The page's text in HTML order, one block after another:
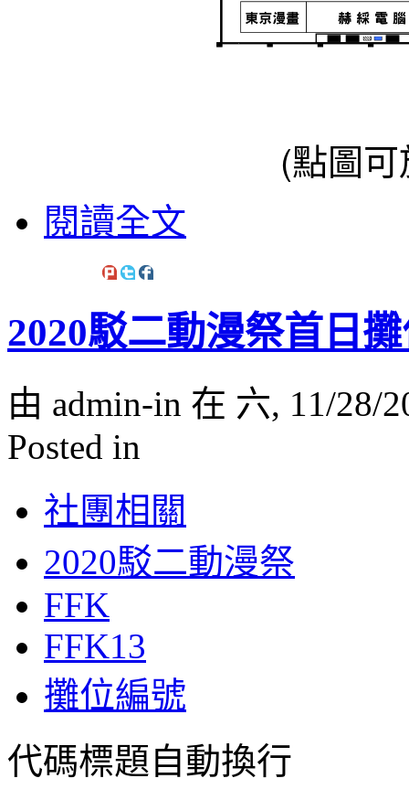
(點圖
閱讀全文
2020駁二動漫祭首日
由 admin-in 在 六, 11/28/
Posted in
社團相關
2020駁二動漫祭
FFK
FFK13
攤位編號
代碼標題自動換行